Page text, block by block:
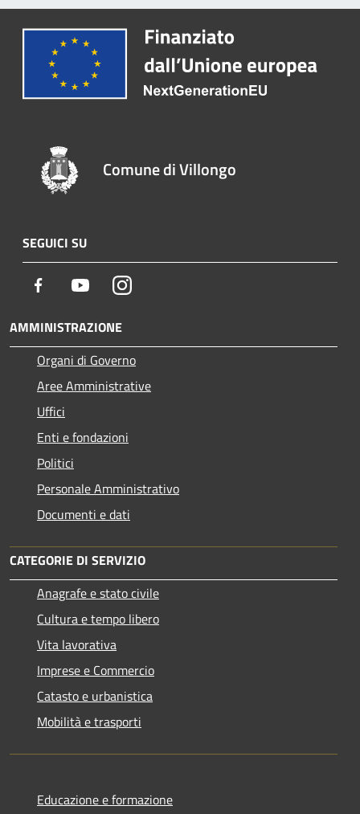
Comune di Villongo
SEGUICI SU
Facebook YoutubeInstagram
AMMINISTRAZIONE
Organi di Governo
Aree Amministrative
Uffici
Enti e fondazioni
Politici
Personale Amministrativo
Documenti e dati
CATEGORIE DI SERVIZIO
Anagrafe e stato civile
Cultura e tempo libero
Vita lavorativa
Imprese e Commercio
Catasto e urbanistica
Mobilità e trasporti
Educazione e formazione